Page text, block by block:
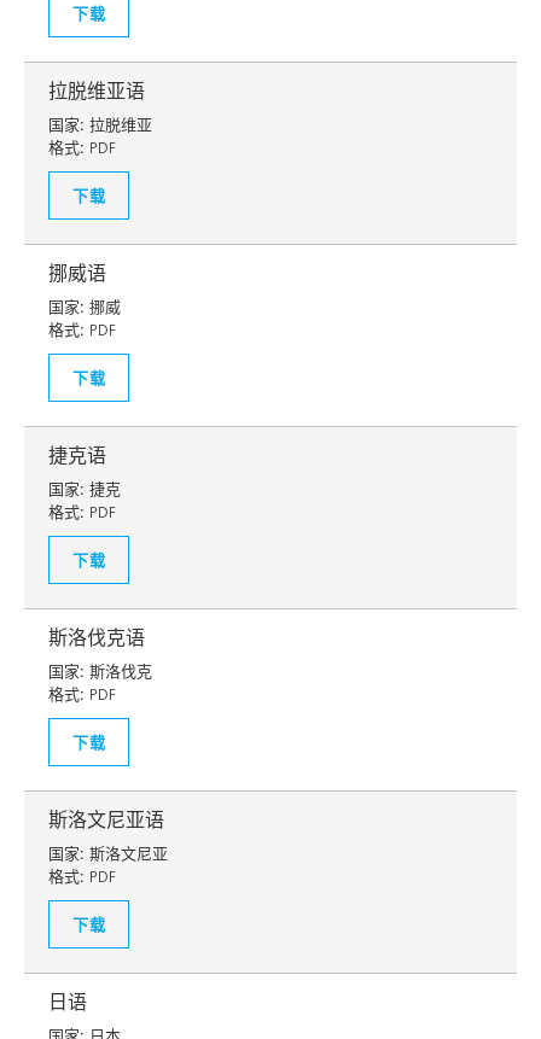
下载
拉脱维亚语
国家: 拉脱维亚
格式: PDF
下载
挪威语
国家: 挪威
格式: PDF
下载
捷克语
国家: 捷克
格式: PDF
下载
斯洛伐克语
国家: 斯洛伐克
格式: PDF
下载
斯洛文尼亚语
国家: 斯洛文尼亚
格式: PDF
下载
日语